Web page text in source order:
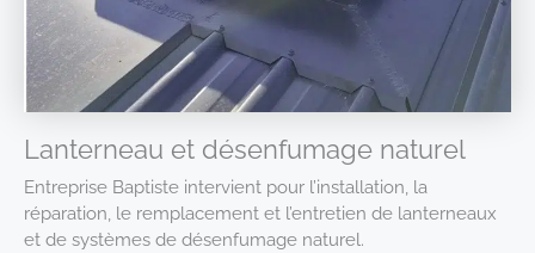
Lanterneau et désenfumage naturel
Entreprise Baptiste intervient pour l’installation, la
réparation, le remplacement et l’entretien de lanterneaux
et de systèmes de désenfumage naturel.